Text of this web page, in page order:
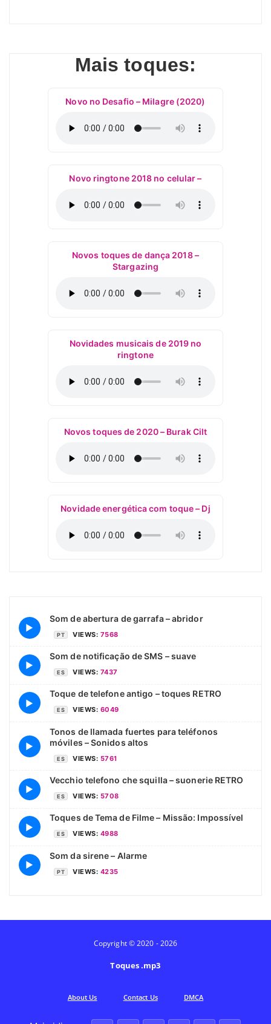
Mais toques:
Novo no Desafio – Milagre (2020)
Novo ringtone 2018 no celular –
Novos toques de dança 2018 –
Stargazing
Novidades musicais de 2019 no
ringtone
Novos toques de 2020 – Burak Cilt
Novidade energética com toque – Dj
▶
Som de abertura de garrafa – abridor
PT VIEWS: 7568
▶
Som de notificação de SMS – suave
ES VIEWS: 7437
▶
Toque de telefone antigo – toques RETRO
ES VIEWS: 6049
▶
Tonos de llamada fuertes para teléfonos
móviles – Sonidos altos
ES VIEWS: 5761
▶
Vecchio telefono che squilla – suonerie RETRO
ES VIEWS: 5708
▶
Toques de Tema de Filme – Missão: Impossível
ES VIEWS: 4988
▶
Som da sirene – Alarme
PT VIEWS: 4235
Copyright © 2020 - 2026
Toques .mp3
Аbout Us Contact Us DMCA